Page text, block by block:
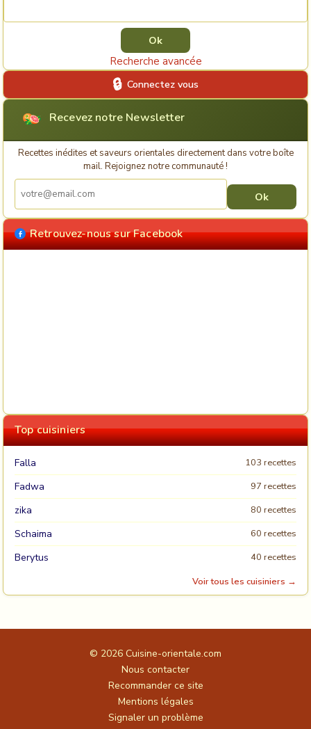
Recherche avancée
Connectez vous
Recevez notre Newsletter
Recettes inédites et saveurs orientales directement dans votre boîte
mail. Rejoignez notre communauté !
Retrouvez-nous sur Facebook
Top cuisiniers
Falla 103 recettes
Fadwa 97 recettes
zika 80 recettes
Schaima 60 recettes
Berytus
40 recettes
Voir tous les cuisiniers →
© 2026 Cuisine-orientale.com
Nous contacter
Recommander ce site
Mentions légales
Signaler un problème